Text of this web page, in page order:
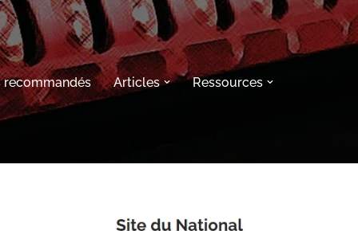
recommandés Articles Ressources